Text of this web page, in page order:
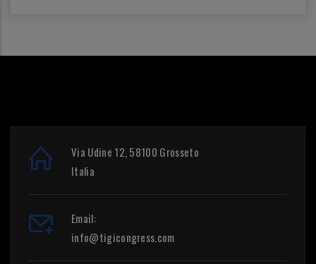
Via Udine 12, 58100 Grosseto
Italia
Email:
info@tigicongress.com